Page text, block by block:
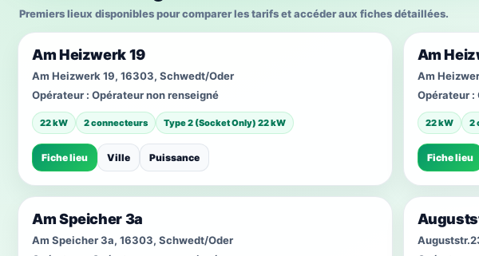
Premiers lieux disponibles pour comparer les tarifs et accéder aux fiches détaillées.
Am Heizwerk 19
Am Heizwerk 19, 16303, Schwedt/Oder
Opérateur : Opérateur non renseigné
22 kW 2 connecteurs Type 2 (Socket Only) 22 kW
Fiche lieu Ville Puissance
Am
Am
Opérateur :
22 kW 2
Fiche lieu
Am Speicher 3a
Am Speicher 3a, 16303, Schwedt/Oder